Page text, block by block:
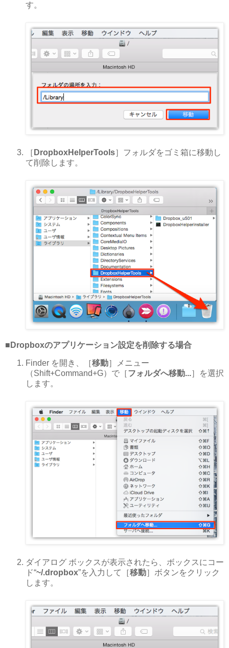
す。
［ DropboxHelperTools］フォルダをゴミ箱に移動し
て削除します。
■Dropboxのアプリケーション設定を削除する場合
Finder を開き、［移動］メニュー
（Shift+Command+G）で［フォルダへ移動...］を選択
します。
ダイアログ ボックスが表示されたら、ボックスにコー
ド“~/.dropbox”を入力して［移動］ボタンをクリック
します。